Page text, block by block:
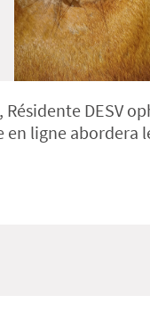
DESV
ligne abordera